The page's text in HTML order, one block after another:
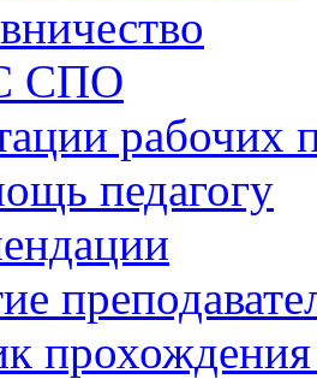
СПО
рабочих
педагогу